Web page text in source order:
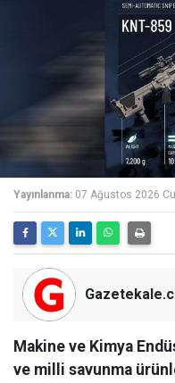
Yayınlanma: 07 Ağustos 2026
Makine ve Kimya
ve milli savunma